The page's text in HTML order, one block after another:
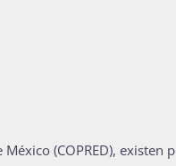
(COPRED), existen